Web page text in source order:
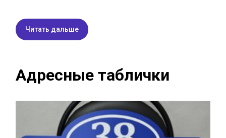
Читать дальше
Адресные таблички